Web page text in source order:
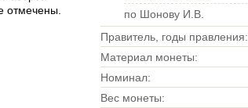
отмечены.
по Шонову И.В.
Правитель, годы правления:
Материал монеты:
Номинал:
Вес монеты: